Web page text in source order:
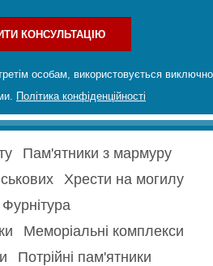
КОНСУЛЬТАЦІЮ
особам, використовується виключно
Політика конфіденційності
Пам'ятники з мармуру
Хрести на могилу
Фурнітура
Меморіальні комплекси
Потрійні пам'ятники